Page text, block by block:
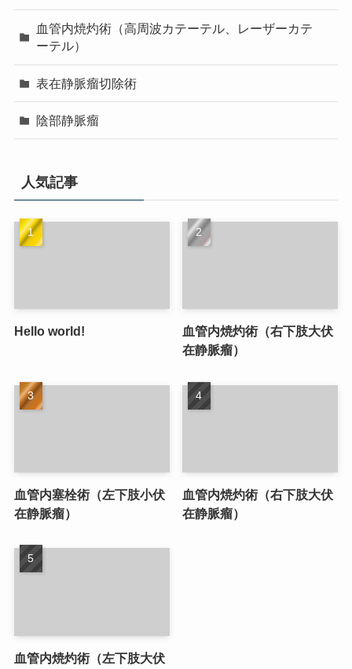
血管内焼灼術（高周波カテーテル、レーザーカテ
ーテル）
表在静脈瘤切除術
陰部静脈瘤
人気記事
Hello world!
血管内焼灼術（右下肢大伏
在静脈瘤）
血管内塞栓術（左下肢小伏
在静脈瘤）
血管内焼灼術（右下肢大伏
在静脈瘤）
血管内焼灼術（左下肢大伏